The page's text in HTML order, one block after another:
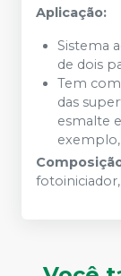
Aplicação:
Sistema
de dois
Tem
das
esmalte